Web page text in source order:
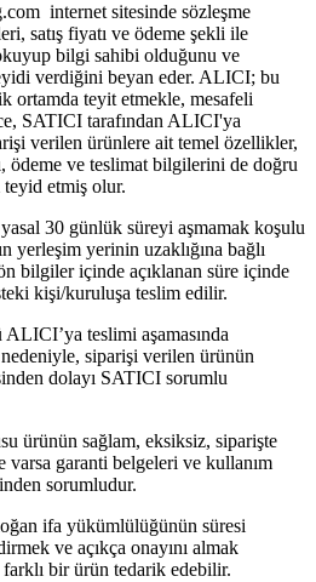
internet sitesinde sözleşme
satış fiyatı ve ödeme şekli ile
bilgi sahibi olduğunu ve
verdiğini beyan eder. ALICI; bu
ortamda teyit etmekle, mesafeli
SATICI tarafından ALICI'ya
verilen ürünlere ait temel özellikler,
ödeme ve teslimat bilgilerini de doğru
etmiş olur.
30 günlük süreyi aşmamak koşulu
yerinin uzaklığına bağlı
bilgiler içinde açıklanan süre içinde
kişi/kuruluşa teslim edilir.
teslimi aşamasında
nedeniyle, siparişi verilen ürünün
dolayı SATICI sorumlu
ürünün sağlam, eksiksiz, siparişte
garanti belgeleri ve kullanım
sorumludur.
ifa yükümlülüğünün süresi
ve açıkça onayını almak
bir ürün tedarik edebilir.